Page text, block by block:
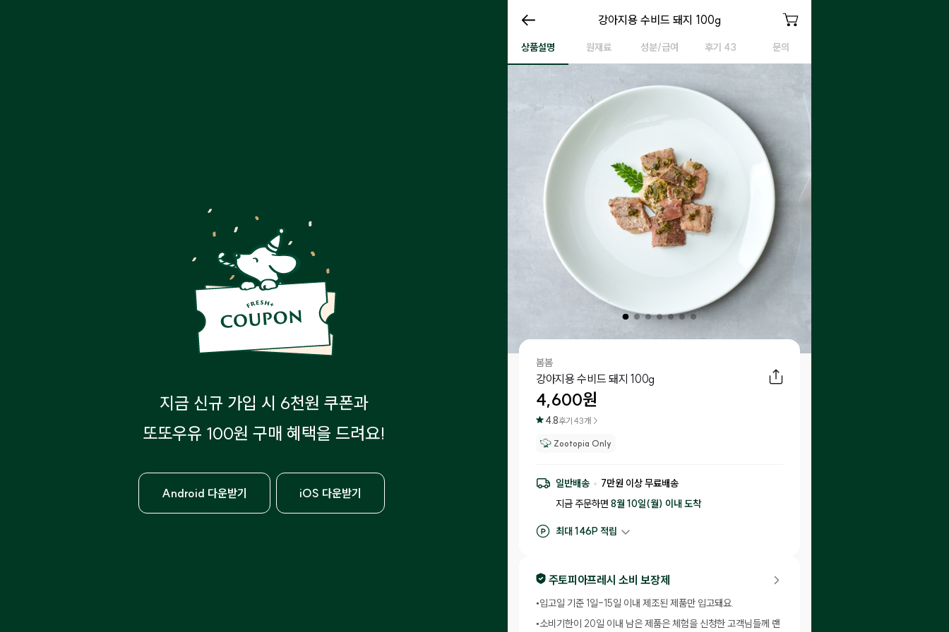
지금 신규 가입 시 6천원 쿠폰과
또또우유 100원 구매 혜택을 드려요!
Android 다운받기 iOS 다운받기
강아지용 수비드 돼지 100g
강아지용 수비드 돼지 100g
상품설명 원재료 성분/급여 후기 43 문의
강아지용 수비드 돼지 100g
봄봄
강아지용 수비드 돼지 100g
4,600원
4.8후기 43개 >
Zootopia Only
일반배송 7만원 이상 무료배송
지금 주문하면 8월 10일(월) 이내 도착
최대146P 적립
주토피아프레시 소비 보장제
•입고일 기준 1일-15일 이내 제조된 제품만 입고돼요.
•소비기한이 20일 이내 남은 제품은 체험을 신청한 고객님들께 랜